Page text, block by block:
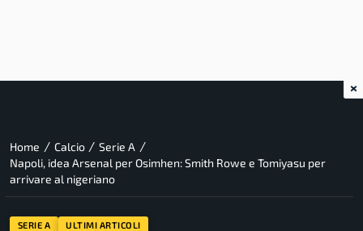
Home / Calcio / Serie A /
Napoli, idea Arsenal per Osimhen: Smith Rowe e Tomiyasu per
arrivare al nigeriano
SERIE A ULTIMI ARTICOLI
×